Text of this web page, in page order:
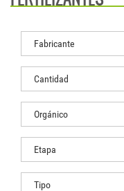
Fabricante
Cantidad
Orgánico
Etapa
Tipo